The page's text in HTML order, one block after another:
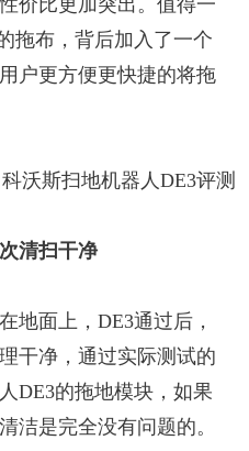
拖布，背后加入了一个
户更方便更快捷的将拖
清扫干净
地面上，DE3通过后，
干净，通过实际测试的
DE3的拖地模块，如果
洁是完全没有问题的。